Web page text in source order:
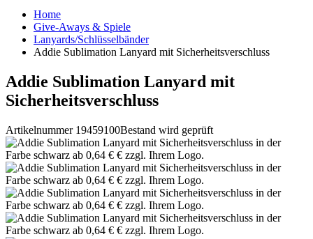
Home
Give-Aways & Spiele
Lanyards/Schlüsselbänder
Addie Sublimation Lanyard mit Sicherheitsverschluss
Addie Sublimation Lanyard mit
Sicherheitsverschluss
Artikelnummer 19459100Bestand wird geprüft